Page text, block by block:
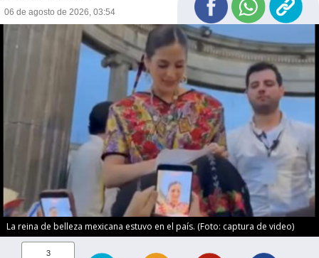
06 de agosto de 2026, 03:54
La reina de belleza mexicana estuvo en el país. (Foto: captura de video)
3